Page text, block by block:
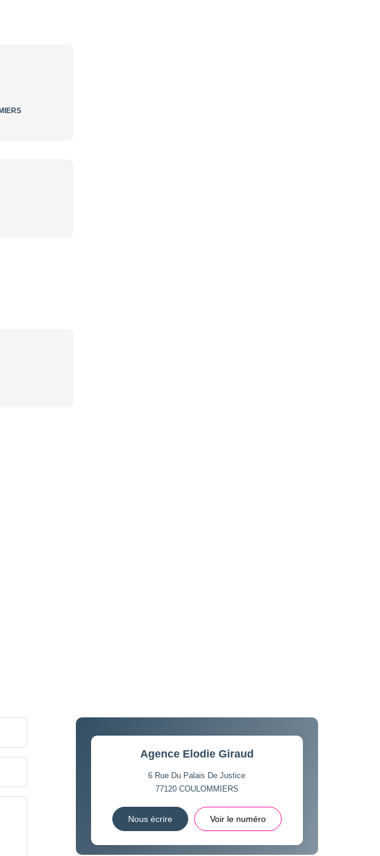
Agence Elodie Giraud
6 Rue Du Palais De Justice
77120 COULOMMIERS
Nous écrire Voir le numéro